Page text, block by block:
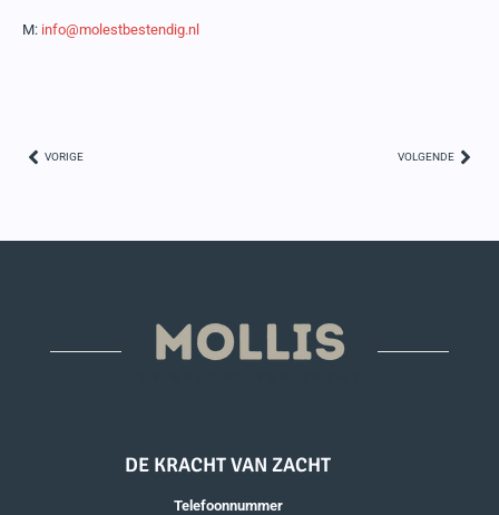
M: info@molestbestendig.nl
VORIGE VOLGENDE
DE KRACHT VAN ZACHT
Telefoonnummer